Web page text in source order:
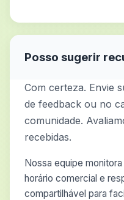
Posso sugerir
Com certeza. Envie
de feedback ou no
comunidade.
recebidas.
Nossa equipe
horário comercial e
compartilhável para